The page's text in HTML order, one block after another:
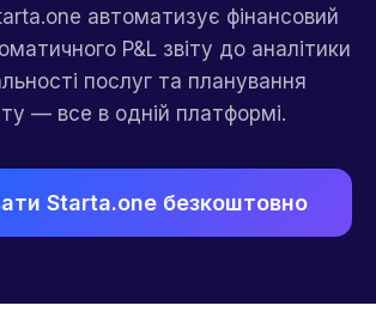
автоматизує фінансовий
P&L звіту до аналітики
послуг та планування
— все в одній платформі.
Starta.one безкоштовно